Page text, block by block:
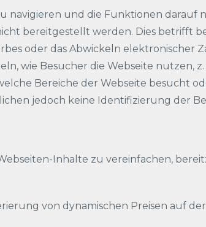
navigieren und die Funktionen darauf
bereitgestellt werden. Dies betrifft
oder das Abwickeln elektronischer
wie Besucher die Webseite nutzen,
Bereiche der Webseite besucht
jedoch keine Identifizierung der
Inhalte zu vereinfachen,
von dynamischen Preisen auf